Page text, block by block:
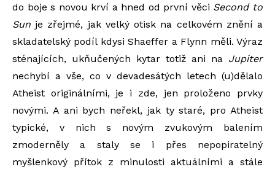
do boje s novou krví a hned od první věci Second to
Sun je zřejmé, jak velký otisk na celkovém znění a
skladatelský podíl kdysi Shaeffer a Flynn měli. Výraz
sténajících, ukňučených kytar totiž ani na Jupiter
nechybí a vše, co v devadesátých letech (u)dělalo
Atheist originálními, je i zde, jen proloženo prvky
novými. A ani bych neřekl, jak ty staré, pro Atheist
typické, v nich s novým zvukovým balením
zmoderněly a staly se i přes nepopiratelný
myšlenkový přítok z minulosti aktuálními a stále